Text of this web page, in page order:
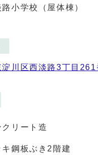
小学校（屋体棟）
淀川区西淡路3丁目261
リート造
キ鋼板ぶき2階建